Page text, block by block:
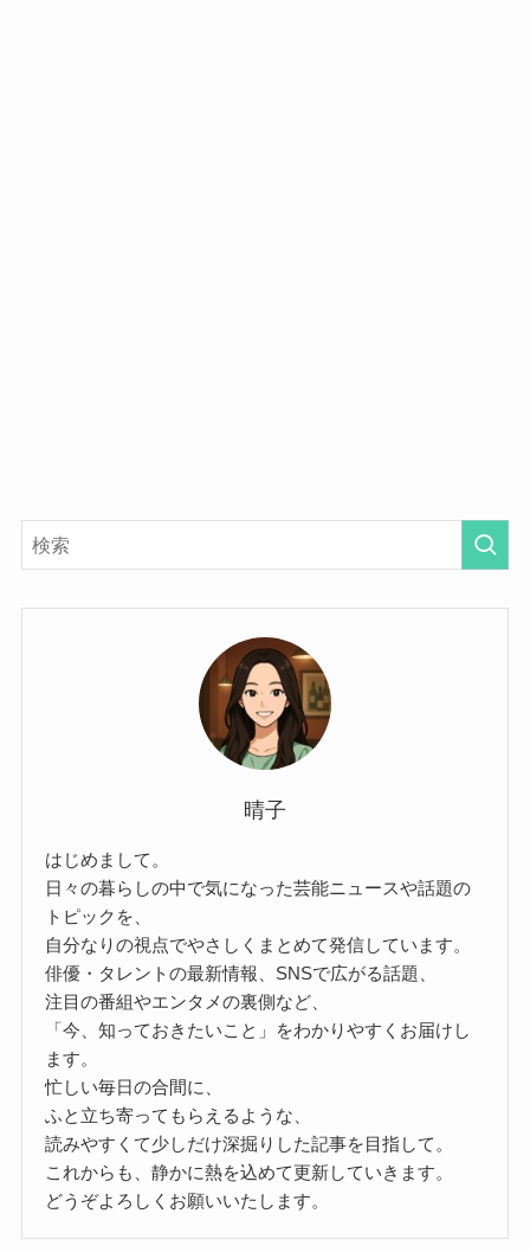
晴子
はじめまして。
日々の暮らしの中で気になった芸能ニュースや話題の
トピックを、
自分なりの視点でやさしくまとめて発信しています。
俳優・タレントの最新情報、SNSで広がる話題、
注目の番組やエンタメの裏側など、
「今、知っておきたいこと」をわかりやすくお届けし
ます。
忙しい毎日の合間に、
ふと立ち寄ってもらえるような、
読みやすくて少しだけ深掘りした記事を目指して。
これからも、静かに熱を込めて更新していきます。
どうぞよろしくお願いいたします。